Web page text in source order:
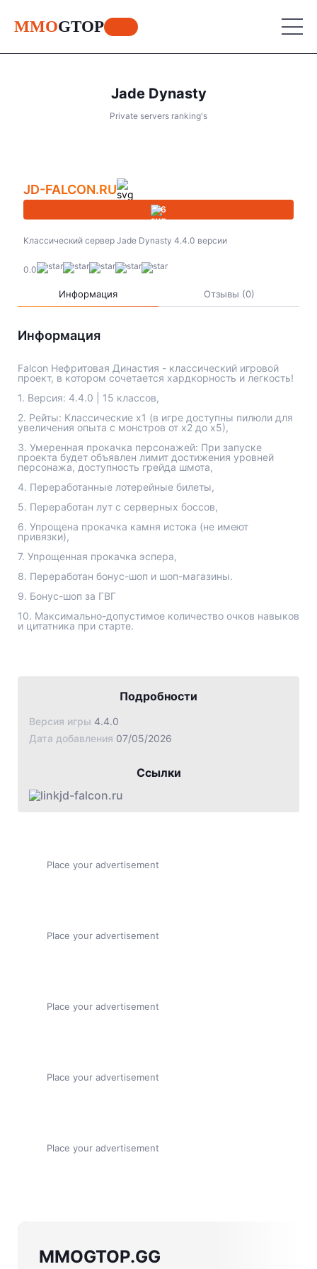
MMOGTOP
MU Online
Perfect World
World of Warcraft
Perfect World
Jade Dynasty
Private servers ranking's
JD-FALCON.RU
6
Классический сервер Jade Dynasty 4.4.0 версии
0.0
Информация Отзывы (0)
Информация
Falcon Нефритовая Династия - классический игровой
проект, в котором сочетается хардкорность и легкость!
1. Версия: 4.4.0 | 15 классов,
2. Рейты: Классические х1 (в игре доступны пилюли для
увеличения опыта с монстров от х2 до х5),
3. Умеренная прокачка персонажей: При запуске
проекта будет объявлен лимит достижения уровней
персонажа, доступность грейда шмота,
4. Переработанные лотерейные билеты,
5. Переработан лут с серверных боссов,
6. Упрощена прокачка камня истока (не имеют
привязки),
7. Упрощенная прокачка эспера,
8. Переработан бонус-шоп и шоп-магазины.
9. Бонус-шоп за ГВГ
10. Максимально-допустимое количество очков навыков
Подробности
Версия игры 4.4.0
Дата добавления 07/05/2026
Ссылки
jd-falcon.ru
Place your advertisement
Place your advertisement
Place your advertisement
Place your advertisement
Place your advertisement
MMOGTOP.GG